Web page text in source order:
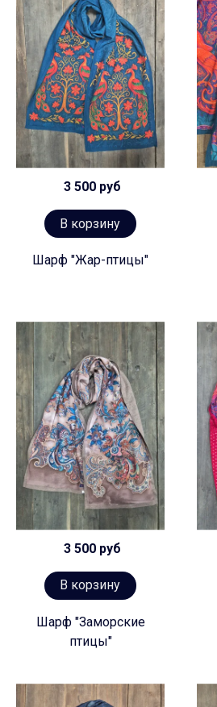
3 500 руб
В корзину
Шарф "Жар-птицы"
3 500 руб
В корзину
Шарф "Заморские
птицы"